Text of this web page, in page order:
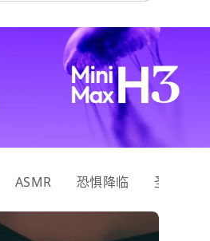
ASMR 恐惧降临 圣诞狂欢